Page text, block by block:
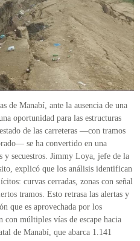
de Manabí, ante la ausencia de una
oportunidad para las estructuras
de las carreteras —con tramos
se ha convertido en una
y secuestros. Jimmy Loya, jefe de la
explicó que los análisis identifican
curvas cerradas, zonas con señal
tramos. Esto retrasa las alertas y
que es aprovechada por los
con múltiples vías de escape hacia
de Manabí, que abarca 1.141